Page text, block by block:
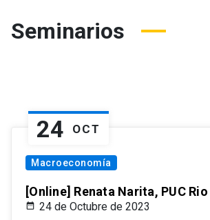
Seminarios
24 OCT
Macroeconomía
[Online] Renata Narita, PUC Rio
24 de Octubre de 2023